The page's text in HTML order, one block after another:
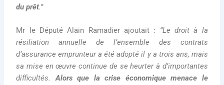
du prêt.’’
Mr le Député Alain Ramadier ajoutait : ‘’Le droit à la
résiliation annuelle de l’ensemble des contrats
d’assurance emprunteur a été adopté il y a trois ans, mais
sa mise en œuvre continue de se heurter à d’importantes
difficultés.Alors que la crise économique menace le